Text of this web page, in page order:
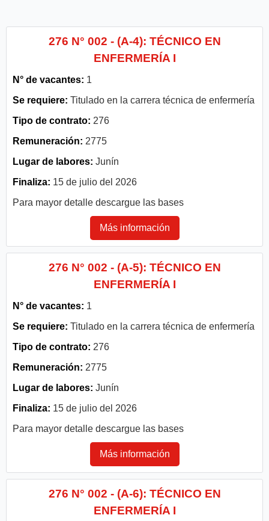
276 N° 002 - (A-4): TÉCNICO EN
ENFERMERÍA I
N° de vacantes: 1
Se requiere: Titulado en la carrera técnica de enfermería
Tipo de contrato: 276
Remuneración: 2775
Lugar de labores: Junín
Finaliza: 15 de julio del 2026
Para mayor detalle descargue las bases
Más información
276 N° 002 - (A-5): TÉCNICO EN
ENFERMERÍA I
N° de vacantes: 1
Se requiere: Titulado en la carrera técnica de enfermería
Tipo de contrato: 276
Remuneración: 2775
Lugar de labores: Junín
Finaliza: 15 de julio del 2026
Para mayor detalle descargue las bases
Más información
276 N° 002 - (A-6): TÉCNICO EN
ENFERMERÍA I